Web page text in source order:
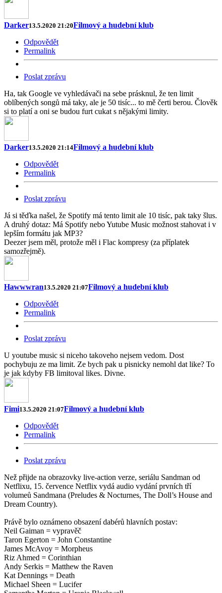
Darker13.5.2020 21:20Filmový a hudební klub
Odpovědět
Permalink
Poslat zprávu
Ha, tak Google ve vyhledávači na sebe prásknul, že ten limit
oblíbených songů má taky, ale je 50 tisíc... to mě čerti berou. Člověk
si to platí a oni se budou furt cukat s nějakými limity.
Darker13.5.2020 21:14Filmový a hudební klub
Odpovědět
Permalink
Poslat zprávu
Já si těďka našel, že Spotify má tento limit ale 10 tisíc, pak taky šlus.
A druhý dotaz: Má Spotify nebo Yutube Music možnost stahovat i v
lepším formátu jak MP3?
Deezer jsem měl, protože měl i Flac kompresy (za příplatek
samozřejmě).
Hawwwran13.5.2020 21:07Filmový a hudební klub
Odpovědět
Permalink
Poslat zprávu
U youtube music si niceho takoveho nejsem vedom. Dost
pochybuju ze ma limit. Ze bych pak u pisnicky nemohl dat like? To
je jak kdyby FB limitoval likes. Divne.
Fimi13.5.2020 21:07Filmový a hudební klub
Odpovědět
Permalink
Poslat zprávu
Než přijde na obrazovky live-action verze, seriálu Sandman od
Netflixu, 15. července Netflix vydá audio vydání prvních tří
volumeů Sandmana (Preludes & Nocturnes, The Doll’s House and
Dream Country).
Právě bylo oznámeno obsazení dabérů hlavních postav:
Neil Gaiman = vypravěč
Taron Egerton = John Constantine
James McAvoy = Morpheus
Riz Ahmed = Corinthian
Andy Serkis = Matthew the Raven
Kat Dennings = Death
Michael Sheen = Lucifer